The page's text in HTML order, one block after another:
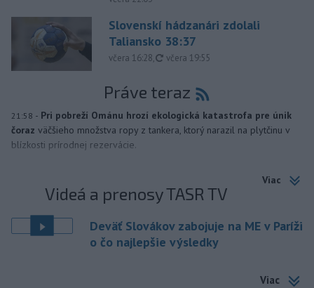
Slovenskí hádzanári zdolali
Taliansko 38:37
včera 16:28, aktualizované
včera 19:55
Práve teraz
21:58 - Pri pobreží Ománu hrozí ekologická katastrofa pre únik
čoraz väčšieho množstva ropy z tankera, ktorý narazil na plytčinu v
blízkosti prírodnej rezervácie.
Viac
Videá a prenosy TASR TV
Deväť Slovákov zabojuje na ME v Paríži
o čo najlepšie výsledky
Viac